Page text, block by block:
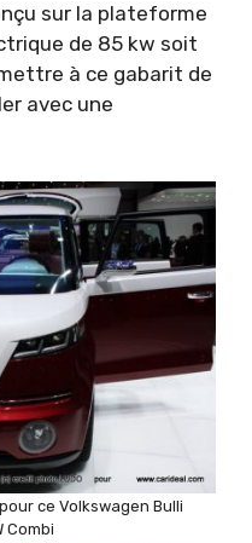
sur la plateforme
de 85 kw soit
à ce gabarit de
avec une
ce Volkswagen Bulli
Combi